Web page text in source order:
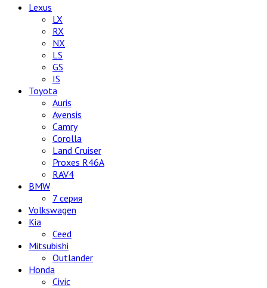
Lexus
LX
RX
NX
LS
GS
IS
Toyota
Auris
Avensis
Camry
Corolla
Land Cruiser
Proxes R46A
RAV4
BMW
7 серия
Volkswagen
Kia
Ceed
Mitsubishi
Outlander
Honda
Civic